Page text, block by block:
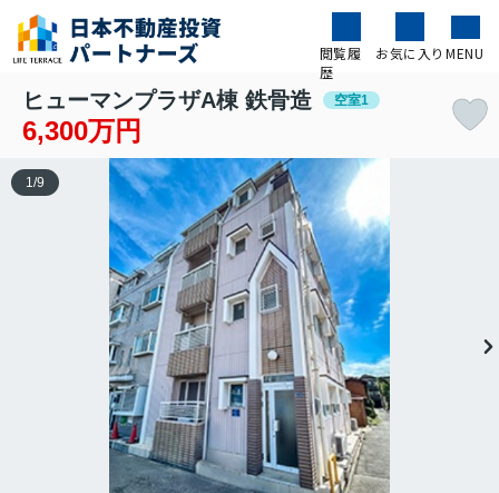
閲覧履
歴
お気に入り MENU
ヒューマンプラザA棟 鉄骨造 空室1
6,300万円
1 /9